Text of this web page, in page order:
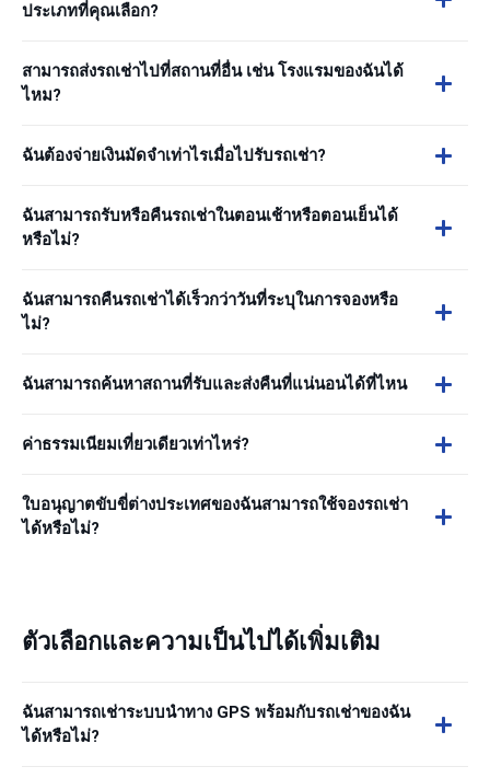
ประเภทที่คุณเลือก?
สามารถส่งรถเช่าไปที่สถานที่อื่น เช่น โรงแรมของฉันได้
ไหม?
ฉันต้องจ่ายเงินมัดจำเท่าไรเมื่อไปรับรถเช่า?
ฉันสามารถรับหรือคืนรถเช่าในตอนเช้าหรือตอนเย็นได้
หรือไม่?
ฉันสามารถคืนรถเช่าได้เร็วกว่าวันที่ระบุในการจองหรือ
ไม่?
ฉันสามารถค้นหาสถานที่รับและส่งคืนที่แน่นอนได้ที่ไหน
ค่าธรรมเนียมเที่ยวเดียวเท่าไหร่?
ใบอนุญาตขับขี่ต่างประเทศของฉันสามารถใช้จองรถเช่า
ได้หรือไม่?
ตัวเลือกและความเป็นไปได้เพิ่มเติม
ฉันสามารถเช่าระบบนำทาง GPS พร้อมกับรถเช่าของฉัน
ได้หรือไม่?